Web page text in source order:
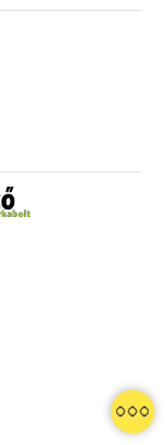
Bad Girl Reputation
lány (Avalon Bay 2.)
Elle Kennedy